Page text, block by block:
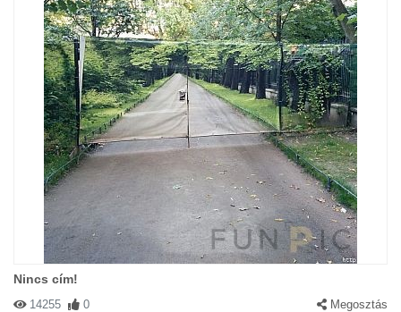
Nincs cím!
14255 0 Megosztás